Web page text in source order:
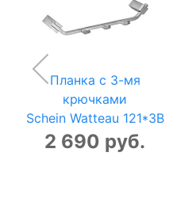
Планка с 3-мя
крючками
Schein Watteau 121*3B
2 690 руб.